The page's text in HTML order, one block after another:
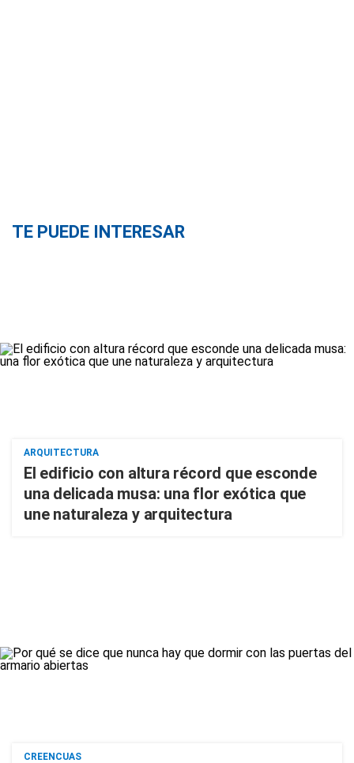
TE PUEDE INTERESAR
ARQUITECTURA
El edificio con altura récord que esconde
una delicada musa: una flor exótica que
une naturaleza y arquitectura
CREENCUAS